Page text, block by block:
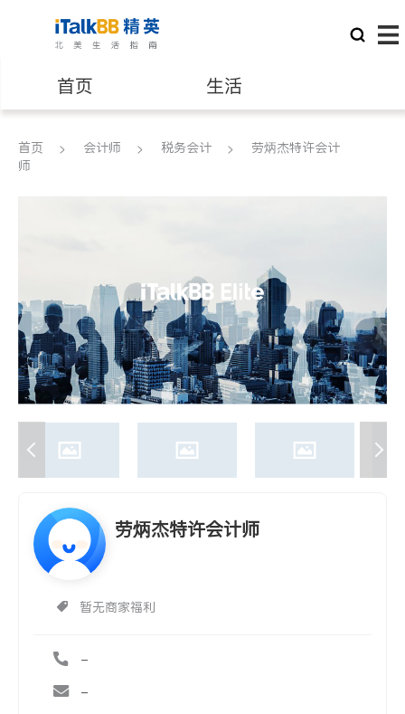
首页 生活
医生 律师
建筑装修
首页 会计师 税务会计
劳炳杰特许会计
师
劳炳杰特许会计师
暂无商家福利
-
-